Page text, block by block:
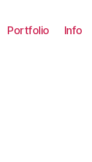
Portfolio Info